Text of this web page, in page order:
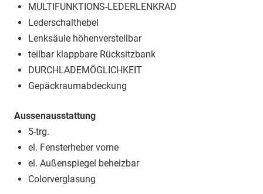
MULTIFUNKTIONS-LEDERLENKRAD
Lederschalthebel
Lenksäule höhenverstellbar
teilbar klappbare Rücksitzbank
DURCHLADEMÖGLICHKEIT
Gepäckraumabdeckung
Aussenausstattung
5-trg.
el. Fensterheber vorne
el. Außenspiegel beheizbar
Colorverglasung